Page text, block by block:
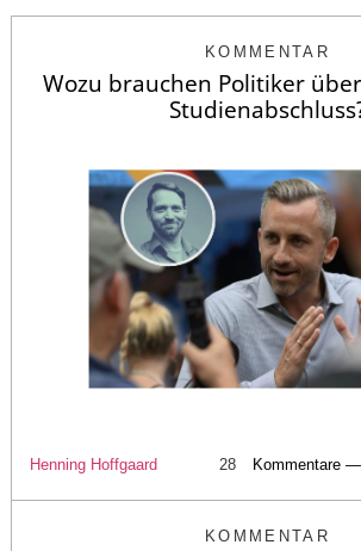
KOMMENTAR
Wozu brauchen Politiker
Henning Hoffgaard 28 Kommentare
KOMMENTAR